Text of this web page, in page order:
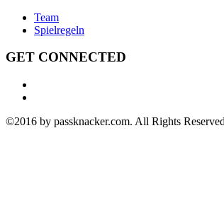
Team
Spielregeln
GET CONNECTED
©2016 by passknacker.com. All Rights